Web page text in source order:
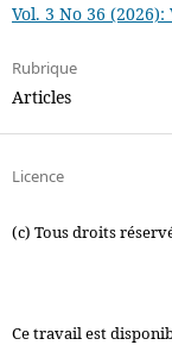
Vol. 3 No 36
Rubrique
Articles
Licence
(c) Tous droits
Ce travail est